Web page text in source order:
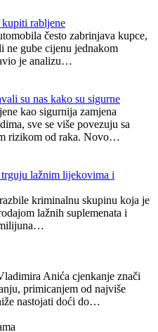
rabljene
često zabrinjava kupce,
ne gube cijenu jednakom
je analizu…
su nas kako su sigurne
kao sigurnija zamjena
sve se više povezuju sa
rizikom od raka. Novo…
trguju lažnim lijekovima i
kriminalnu skupinu koja je
lažnih suplemenata i
Anića cjenkanje znači
primicanjem od najviše
nastojati doći do…